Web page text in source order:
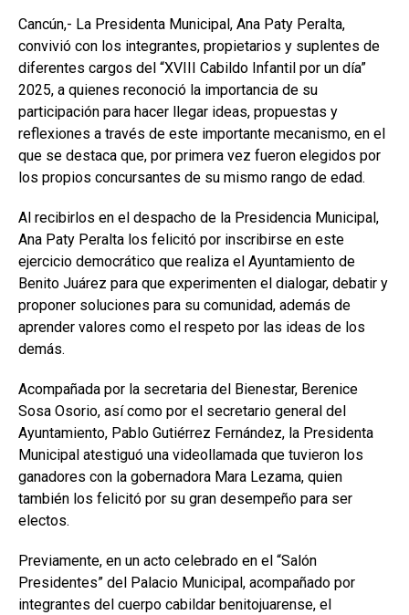
Cancún,- La Presidenta Municipal, Ana Paty Peralta,
convivió con los integrantes, propietarios y suplentes de
diferentes cargos del “XVIII Cabildo Infantil por un día”
2025, a quienes reconoció la importancia de su
participación para hacer llegar ideas, propuestas y
reflexiones a través de este importante mecanismo, en el
que se destaca que, por primera vez fueron elegidos por
los propios concursantes de su mismo rango de edad.
Al recibirlos en el despacho de la Presidencia Municipal,
Ana Paty Peralta los felicitó por inscribirse en este
ejercicio democrático que realiza el Ayuntamiento de
Benito Juárez para que experimenten el dialogar, debatir y
proponer soluciones para su comunidad, además de
aprender valores como el respeto por las ideas de los
demás.
Acompañada por la secretaria del Bienestar, Berenice
Sosa Osorio, así como por el secretario general del
Ayuntamiento, Pablo Gutiérrez Fernández, la Presidenta
Municipal atestiguó una videollamada que tuvieron los
ganadores con la gobernadora Mara Lezama, quien
también los felicitó por su gran desempeño para ser
electos.
Previamente, en un acto celebrado en el “Salón
Presidentes” del Palacio Municipal, acompañado por
integrantes del cuerpo cabildar benitojuarense, el